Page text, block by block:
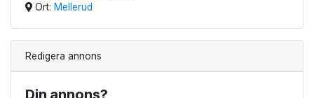
Ort: Mellerud
Redigera annons